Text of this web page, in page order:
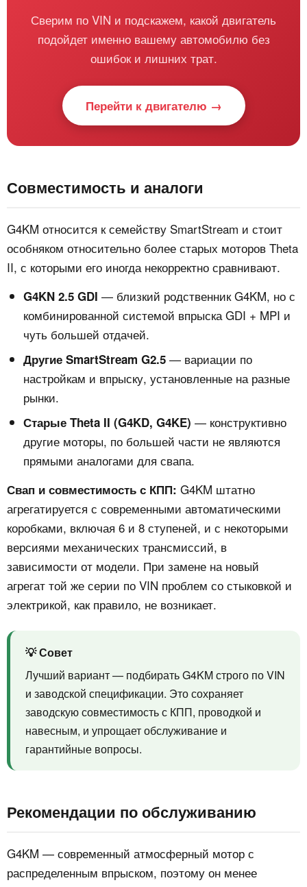
Сверим по VIN и подскажем, какой двигатель
подойдет именно вашему автомобилю без
ошибок и лишних трат.
Перейти к двигателю →
Совместимость и аналоги
G4KM относится к семейству SmartStream и стоит
особняком относительно более старых моторов Theta
II, с которыми его иногда некорректно сравнивают.
G4KN 2.5 GDI — близкий родственник G4KM, но с
комбинированной системой впрыска GDI + MPI и
чуть большей отдачей.
Другие SmartStream G2.5 — вариации по
настройкам и впрыску, установленные на разные
рынки.
Старые Theta II (G4KD, G4KE) — конструктивно
другие моторы, по большей части не являются
прямыми аналогами для свапа.
Свап и совместимость с КПП: G4KM штатно
агрегатируется с современными автоматическими
коробками, включая 6 и 8 ступеней, и с некоторыми
версиями механических трансмиссий, в
зависимости от модели. При замене на новый
агрегат той же серии по VIN проблем со стыковкой и
электрикой, как правило, не возникает.
💡 Совет
Лучший вариант — подбирать G4KM строго по VIN
и заводской спецификации. Это сохраняет
заводскую совместимость с КПП, проводкой и
навесным, и упрощает обслуживание и
гарантийные вопросы.
Рекомендации по обслуживанию
G4KM — современный атмосферный мотор с
распределенным впрыском, поэтому он менее